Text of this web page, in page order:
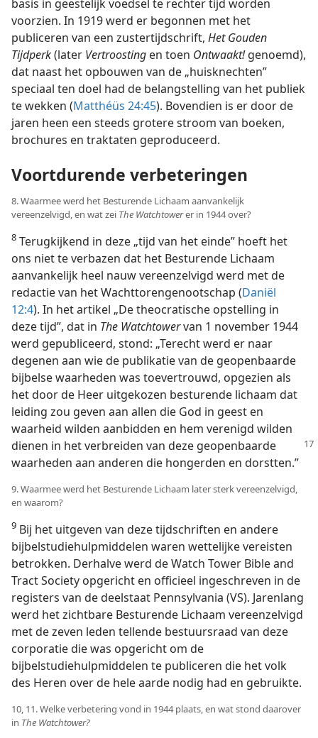
basis in geestelijk voedsel te rechter tijd worden
voorzien. In 1919 werd er begonnen met het
publiceren van een zustertijdschrift, Het Gouden
Tijdperk(later Vertroosting en toen Ontwaakt!genoemd),
dat naast het opbouwen van de „huisknechten”
speciaal ten doel had de belangstelling van het publiek
te wekken (Matthéüs 24:45). Bovendien is er door de
jaren heen een steeds grotere stroom van boeken,
brochures en traktaten geproduceerd.
Voortdurende verbeteringen
8. Waarmee werd het Besturende Lichaam aanvankelijk
vereenzelvigd, en wat zei The Watchtowerer in 1944 over?
8 Terugkijkend in deze „tijd van het einde” hoeft het
ons niet te verbazen dat het Besturende Lichaam
aanvankelijk heel nauw vereenzelvigd werd met de
redactie van het Wachttorengenootschap (Daniël
12:4). In het artikel „De theocratische opstelling in
deze tijd”, dat in The Watchtowervan 1 november 1944
werd gepubliceerd, stond: „Terecht werd er naar
degenen aan wie de publikatie van de geopenbaarde
bijbelse waarheden was toevertrouwd, opgezien als
het door de Heer uitgekozen besturende lichaam dat
leiding zou geven aan allen die God in geest en
waarheid wilden aanbidden en hem verenigd wilden
dienen in het verbreiden van deze geopenbaarde
waarheden aan anderen die hongerden en dorstten.”
9. Waarmee werd het Besturende Lichaam later sterk vereenzelvigd,
en waarom?
9 Bij het uitgeven van deze tijdschriften en andere
bijbelstudiehulpmiddelen waren wettelijke vereisten
betrokken. Derhalve werd de Watch Tower Bible and
Tract Society opgericht en officieel ingeschreven in de
registers van de deelstaat Pennsylvania (VS). Jarenlang
werd het zichtbare Besturende Lichaam vereenzelvigd
met de zeven leden tellende bestuursraad van deze
corporatie die was opgericht om de
bijbelstudiehulpmiddelen te publiceren die het volk
des Heren over de hele aarde nodig had en gebruikte.
10, 11. Welke verbetering vond in 1944 plaats, en wat stond daarover
in The Watchtower?